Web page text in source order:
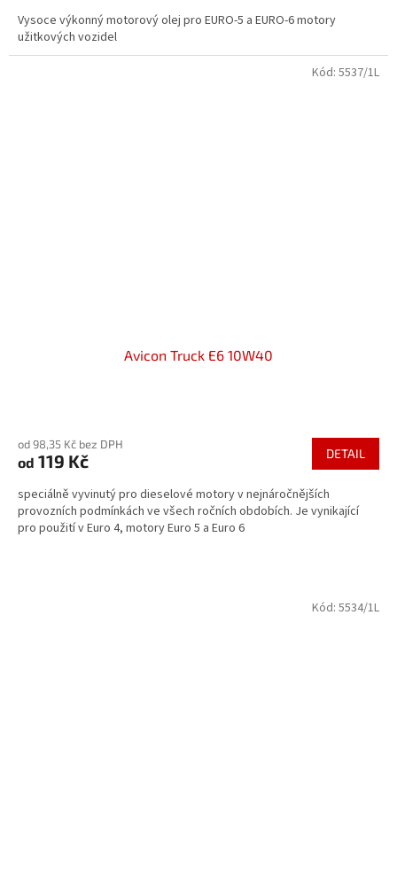
z
5
hvězdiček.
Vysoce výkonný motorový olej pro EURO-5 a EURO-6 motory
užitkových vozidel
Avicon Truck E6 10W40
produktu
je
z
5
hvězdiček.
od 98,35 Kč bez DPH
od 119 Kč DETAIL
speciálně vyvinutý pro dieselové motory v nejnáročnějších
provozních podmínkách ve všech ročních obdobích. Je vynikající
pro použití v Euro 4, motory Euro 5 a Euro 6
Kód: 5537/1L
Kód: 5534/1L